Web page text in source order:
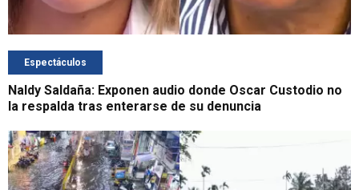
Espectáculos
Naldy Saldaña: Exponen audio donde Oscar Custodio no
la respalda tras enterarse de su denuncia